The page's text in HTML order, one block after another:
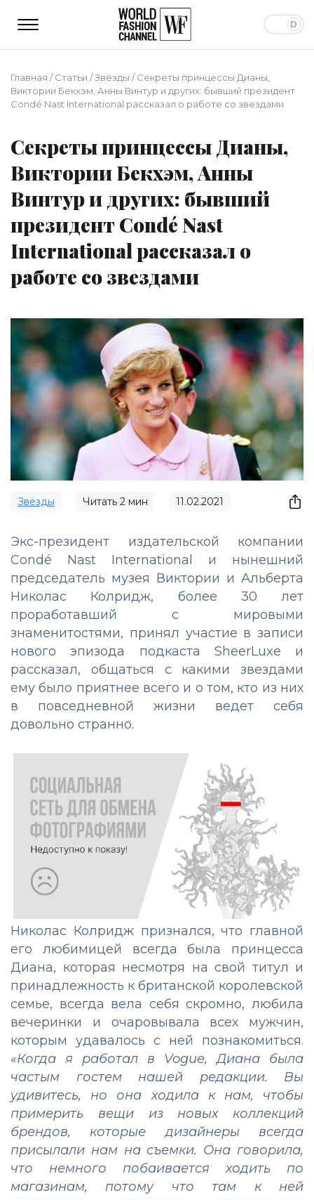
Главная /Статьи /Звёзды /Секреты принцессы Дианы,
Виктории Бекхэм, Анны Винтур и других: бывший президент
Condé Nast International рассказал о работе со звездами
Секреты принцессы Дианы,
Виктории Бекхэм, Анны
Винтур и других: бывший
президент Condé Nast
International рассказал о
работе со звездами
Звёзды Читать 2 мин 11.02.2021
Экс-президент издательской компании
Condé Nast International и нынешний
председатель музея Виктории и Альберта
Николас Колридж, более 30 лет
проработавший с мировыми
знаменитостями, принял участие в записи
нового эпизода подкаста SheerLuxe и
рассказал, общаться с какими звездами
ему было приятнее всего и о том, кто из них
в повседневной жизни ведет себя
довольно странно.
Николас Колридж признался, что главной
его любимицей всегда была принцесса
Диана, которая несмотря на свой титул и
принадлежность к британской королевской
семье, всегда вела себя скромно, любила
вечеринки и очаровывала всех мужчин,
которым удавалось с ней познакомиться.
«Когда я работал в Vogue, Диана была
частым гостем нашей редакции. Вы
удивитесь, но она ходила к нам, чтобы
примерить вещи из новых коллекций
брендов, которые дизайнеры всегда
присылали нам на съемки. Она говорила,
что немного побаивается ходить по
магазинам, потому что там к ней